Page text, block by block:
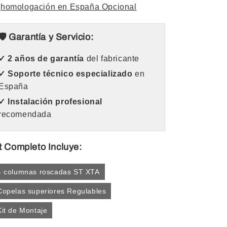
homologación en España Opcional
Garantía y Servicio:
2 años de garantía del fabricante
Soporte técnico especializado en
Instalación profesional
Completo Incluye:
columnas roscadas ST XTA
superiores Regulables
de Montaje